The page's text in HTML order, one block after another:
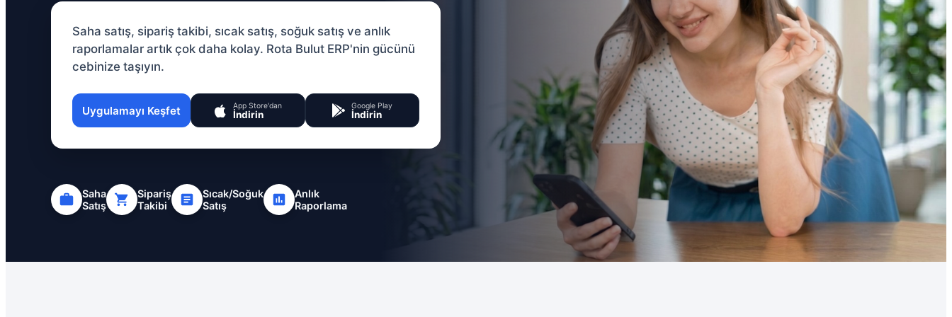
Saha satış, sipariş takibi, sıcak satış, soğuk satış ve anlık
raporlamalar artık çok daha kolay. Rota Bulut ERP'nin gücünü
cebinize taşıyın.
Uygulamayı Keşfet App Store'dan
İndirin
Google Play
İndirin
Saha
Satış
Sipariş
Takibi
Sıcak/Soğuk
Satış
Anlık
Raporlama